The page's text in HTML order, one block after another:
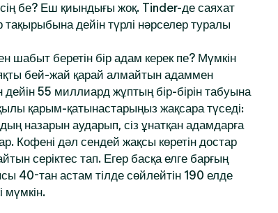
бе? Еш қиындығы жоқ. Tinder-де саяхат
дейін түрлі нәрселер туралы
шабыт беретін бір адам керек пе? Мүмкін
бей-жай қарай алмайтын адаммен
55 миллиард жұптың бір-бірін табуына
қарым-қатынастарыңыз жақсара түседі:
назарын аударып, сіз ұнатқан адамдарға
Кофені дәл сендей жақсы көретін достар
серіктес тап. Егер басқа елге барғың
40-тан астам тілде сөйлейтін 190 елде
мүмкін.